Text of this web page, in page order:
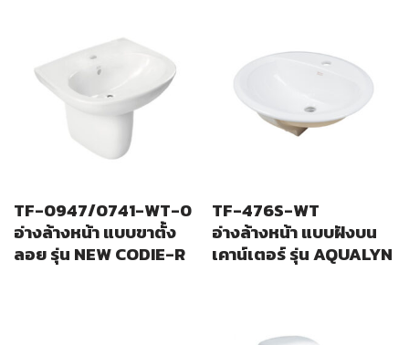
TF-0947/0741-WT-0
อ่างล้างหน้า แบบขาตั้ง
ลอย รุ่น NEW CODIE-R
TF-476S-WT
อ่างล้างหน้า แบบฝังบน
เคาน์เตอร์ รุ่น AQUALYN